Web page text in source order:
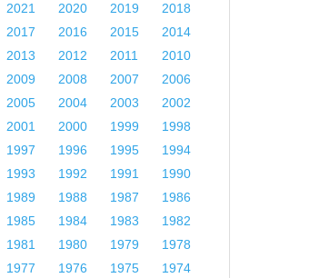
2021
2020 2019
2018
2017
2016 2015
2014
2013
2012 2011
2010
2009
2008 2007
2006
2005
2004 2003
2002
2001
2000 1999
1998
1997
1996 1995
1994
1993
1992 1991
1990
1989
1988 1987
1986
1985
1984 1983
1982
1981
1980 1979
1978
1977
1976 1975
1974